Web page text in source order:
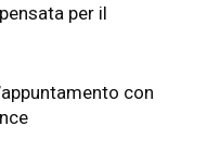
per il
con